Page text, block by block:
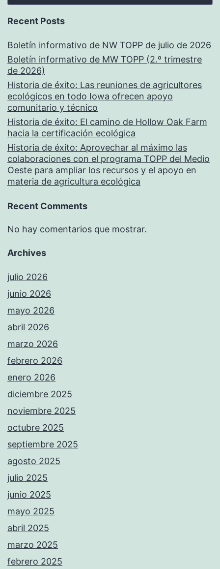
Recent Posts
Boletín informativo de NW TOPP de julio de 2026
Boletín informativo de MW TOPP (2.º trimestre
de 2026)
Historia de éxito: Las reuniones de agricultores
ecológicos en todo Iowa ofrecen apoyo
comunitario y técnico
Historia de éxito: El camino de Hollow Oak Farm
hacia la certificación ecológica
Historia de éxito: Aprovechar al máximo las
colaboraciones con el programa TOPP del Medio
Oeste para ampliar los recursos y el apoyo en
materia de agricultura ecológica
Recent Comments
No hay comentarios que mostrar.
Archives
julio 2026
junio 2026
mayo 2026
abril 2026
marzo 2026
febrero 2026
enero 2026
diciembre 2025
noviembre 2025
octubre 2025
septiembre 2025
agosto 2025
julio 2025
junio 2025
mayo 2025
abril 2025
marzo 2025
febrero 2025